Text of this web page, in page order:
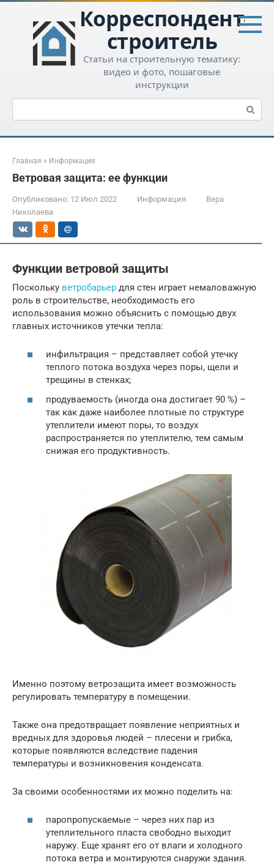
Перейти
контенту
Корреспондент-
строитель
Статьи на строительную тематику:
видео и фото, пошаговые
инструкции
Поиск:
Главная » Информация
Ветровая защита: ее функции
Опубликовано: 12 Июл 2022 Информация
Вера
Николаева
Функции ветровой защиты
Поскольку ветробарьер для стен играет немаловажную
роль в строительстве, необходимость его
использования можно объяснить с помощью двух
главных источников утечки тепла:
инфильтрация – представляет собой утечку
теплого потока воздуха через поры, щели и
трещины в стенках;
продуваемость (иногда она достигает 90 %) –
так как даже наиболее плотные по структуре
утеплители имеют поры, то воздух
распространяется по утеплителю, тем самым
снижая его продуктивность.
Именно поэтому ветрозащита имеет возможность
регулировать температуру в помещении.
Также она предотвращает появление неприятных и
вредных для здоровья людей – плесени и грибка,
которые появляются вследствие падения
температуры и возникновения конденсата.
За своими особенностями их можно поделить на:
паропропускаемые – через них пар из
утеплительного пласта свободно выходит
наружу. Еще хранят его от влаги и холодного
потока ветра и монтируются снаружи здания.